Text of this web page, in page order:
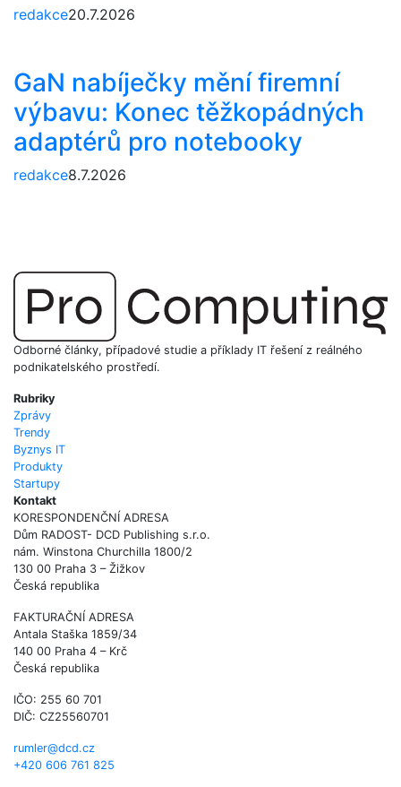
redakce20.7.2026
GaN nabíječky mění firemní
výbavu: Konec těžkopádných
adaptérů pro notebooky
redakce8.7.2026
Odborné články, případové studie a příklady IT řešení z reálného
podnikatelského prostředí.
Rubriky
Zprávy
Trendy
Byznys IT
Produkty
Startupy
Kontakt
KORESPONDENČNÍ ADRESA
Dům RADOST- DCD Publishing s.r.o.
nám. Winstona Churchilla 1800/2
130 00 Praha 3 – Žižkov
Česká republika
FAKTURAČNÍ ADRESA
Antala Staška 1859/34
140 00 Praha 4 – Krč
Česká republika
IČO: 255 60 701
DIČ: CZ25560701
rumler@dcd.cz
+420 606 761 825